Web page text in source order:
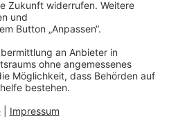
Patient:innen.
Genehmigte Projekte
um Patient:innen über
die Nutzung ihrer Daten
zu informieren.